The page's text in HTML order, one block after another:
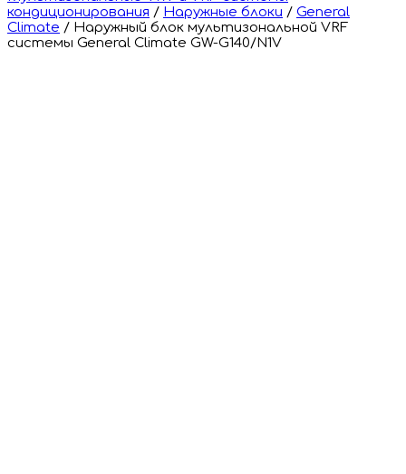
кондиционирования / Наружные блоки / General
Climate / Наружный блок мультизональной VRF
системы General Climate GW-G140/N1V